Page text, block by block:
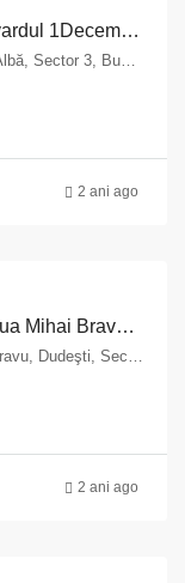
Spațiu comercial disponibil pe Bulevardul 1Decembrie 1918, Bucuresti
Bulevardul 1 Decembrie 1918, Titan - Balta Albă, Sector 3, Bucharest, 032433, Romania
2 ani ago
Spațiu comercial de 73mp pe Șoseaua Mihai Bravu, București
Oficiul Poștal 77, 380-382, Șoseaua Mihai Bravu, Dudeşti, Sector 3, București, 030324, România
2 ani ago